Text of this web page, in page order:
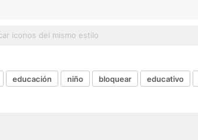
educación niño bloquear educativo